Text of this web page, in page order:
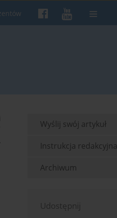
Wyślij swój artykuł
Instrukcja redakcyjna
Archiwum
Udostępnij